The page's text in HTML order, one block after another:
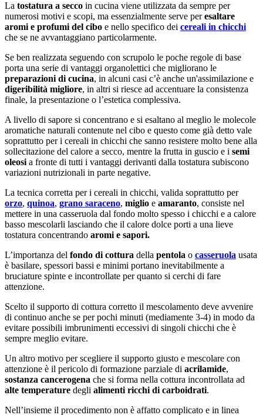
La tostatura a secco in cucina viene utilizzata da sempre per
numerosi motivi e scopi, ma essenzialmente serve peresaltare
aromi e profumi del cibo e nello specifico dei cereali in chicchi
che se ne avvantaggiano particolarmente.
Se ben realizzata seguendo con scrupolo le poche regole di base
porta una serie di vantaggi organolettici che migliorano le
preparazioni di cucina, in alcuni casi c’è anche un'assimilazione e
digeribilità migliore, in altri si riesce ad accentuare la consistenza
finale, la presentazione o l’estetica complessiva.
A livello di sapore si concentrano e si esaltano al meglio le molecole
aromatiche naturali contenute nel cibo e questo come già detto vale
soprattutto per i cereali in chicchi che sanno resistere molto bene alla
sollecitazione del calore a secco, mentre la frutta in guscio e i semi
oleosia fronte di tutti i vantaggi derivanti dalla tostatura subiscono
variazioni nutrizionali in parte negative.
La tecnica corretta per i cereali in chicchi, valida soprattutto per
orzo, quinoa, grano saraceno, miglio e amaranto, consiste nel
mettere in una casseruola dal fondo molto spesso i chicchi e a calore
basso mescolarli lasciando che il calore dolce porti a una lieve
tostatura concentrando aromi e sapori.
L’importanza del fondo di cottura della pentola o casseruola usata
è basilare, spessori bassi e minimi portano inevitabilmente a
bruciature spinte e incontrollate per quanto si cerchi di fare
attenzione.
Scelto il supporto di cottura corretto il mescolamento deve avvenire
di continuo anche se per pochi minuti (mediamente 3-4) in modo da
evitare possibili imbrunimenti eccessivi di singoli chicchi che è
sempre meglio evitare.
Un altro motivo per scegliere il supporto giusto e mescolare con
attenzione è il pericolo di formazione parziale di acrilamide,
sostanza cancerogena che si forma nella cottura incontrollata ad
alte temperature degli alimenti ricchi di carboidrati.
Nell’insieme il procedimento non è affatto complicato e in linea